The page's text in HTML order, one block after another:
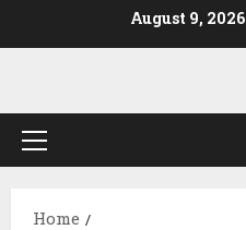
August 9, 2026
Primary
Home